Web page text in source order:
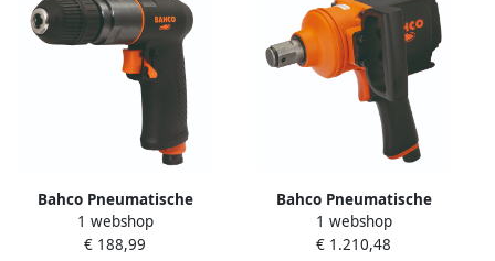
Bahco Pneumatische
compacte boormachine 3 8"
| 2.000 tpm BPC823
1 webshop
€ 188,99
Bahco Pneumatische
schroefsleutel 1" |
lichtgewicht | pistoolgreep
1 webshop
€ 1.210,48